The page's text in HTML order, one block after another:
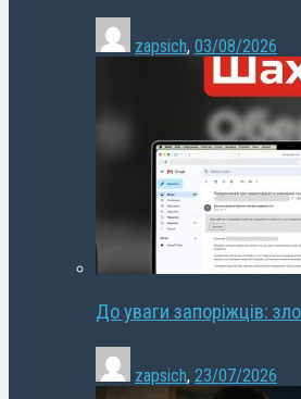
zapsich, 03/08/2026
До уваги запоріжців:
zapsich, 23/07/2026